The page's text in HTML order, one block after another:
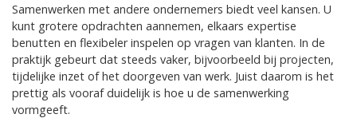
Samenwerken met andere ondernemers biedt veel kansen. U
kunt grotere opdrachten aannemen, elkaars expertise
benutten en flexibeler inspelen op vragen van klanten. In de
praktijk gebeurt dat steeds vaker, bijvoorbeeld bij projecten,
tijdelijke inzet of het doorgeven van werk. Juist daarom is het
prettig als vooraf duidelijk is hoe u de samenwerking
vormgeeft.